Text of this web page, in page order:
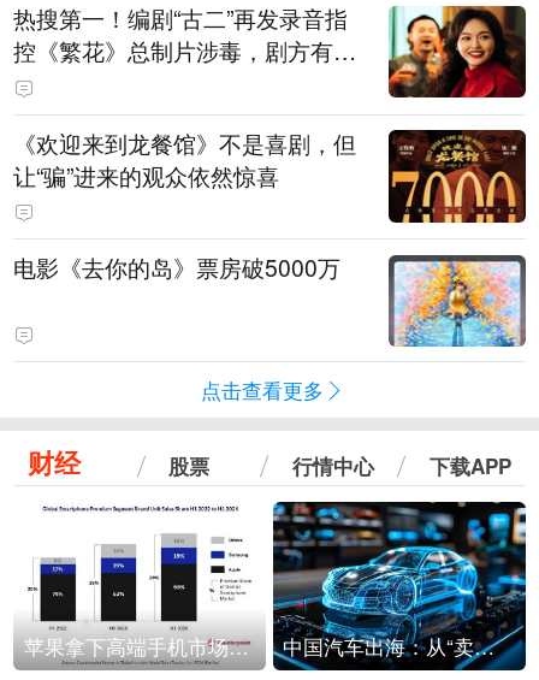
热搜第一！编剧“古二”再发录音指
控《繁花》总制片涉毒，剧方有税
务问题，录音中王家卫称“一点够
了，要不然又要出事”
《欢迎来到龙餐馆》不是喜剧，但
让“骗”进来的观众依然惊喜
电影《去你的岛》票房破5000万
点击查看更多
财经 股票 行情中心 下载APP
苹果拿下高端手机市场65%的份额：iPhone 17系列功不可没 中国汽车出海：从“卖出去”到“走进去”